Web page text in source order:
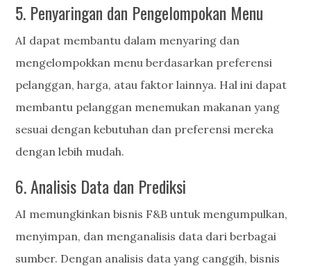
5. Penyaringan dan Pengelompokan Menu
AI dapat membantu dalam menyaring dan
mengelompokkan menu berdasarkan preferensi
pelanggan, harga, atau faktor lainnya. Hal ini dapat
membantu pelanggan menemukan makanan yang
sesuai dengan kebutuhan dan preferensi mereka
dengan lebih mudah.
6. Analisis Data dan Prediksi
AI memungkinkan bisnis F&B untuk mengumpulkan,
menyimpan, dan menganalisis data dari berbagai
sumber. Dengan analisis data yang canggih, bisnis